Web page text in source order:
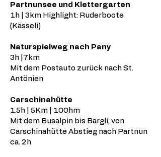
Partnunsee und Klettergarten
1h | 3km Highlight: Ruderboote
(Kässeli)
Naturspielweg nach Pany
3h |7km
Mit dem Postauto zurück nach St.
Antönien
Carschinahütte
1.5h | 5Km | 100hm
Mit dem Busalpin bis Bärgli, von
Carschinahütte Abstieg nach Partnun
ca. 2h